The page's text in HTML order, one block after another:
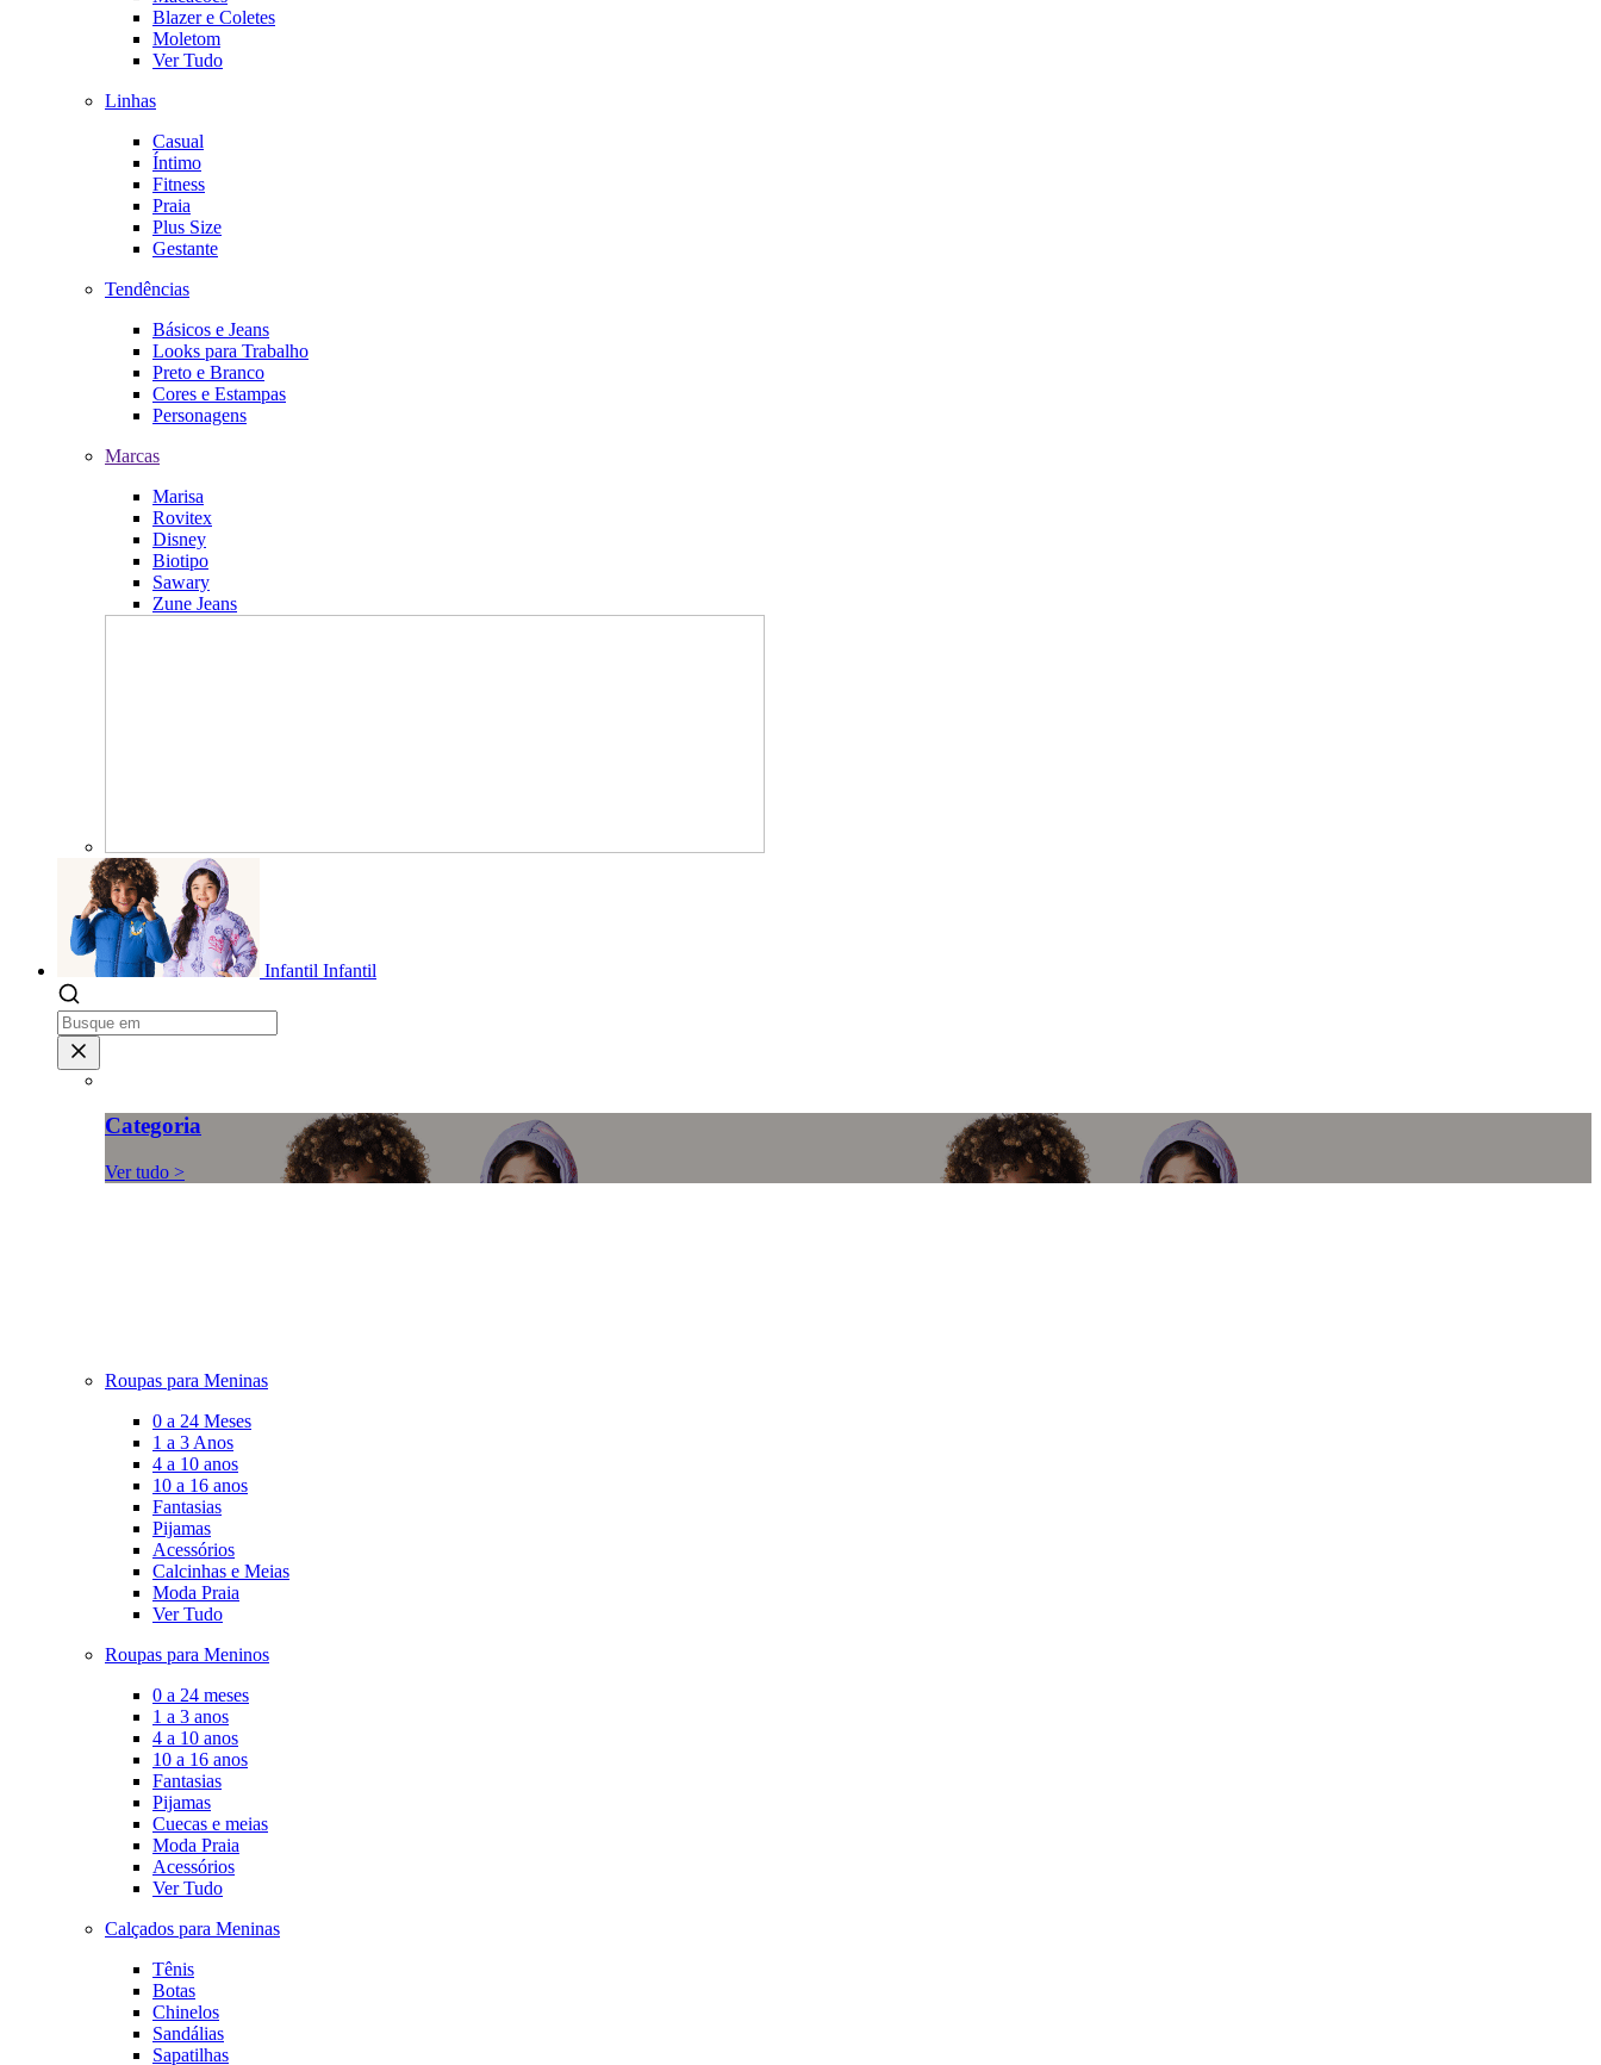
Blazer e Coletes
Moletom
Ver Tudo
Linhas
Casual
Íntimo
Fitness
Praia
Plus Size
Gestante
Tendências
Básicos e Jeans
Looks para Trabalho
Preto e Branco
Cores e Estampas
Personagens
Marcas
Marisa
Rovitex
Disney
Biotipo
Sawary
Zune Jeans
Infantil Infantil
Categoria
Ver tudo >
Roupas para Meninas
0 a 24 Meses
1 a 3 Anos
4 a 10 anos
10 a 16 anos
Fantasias
Pijamas
Acessórios
Calcinhas e Meias
Moda Praia
Ver Tudo
Roupas para Meninos
0 a 24 meses
1 a 3 anos
4 a 10 anos
10 a 16 anos
Fantasias
Pijamas
Cuecas e meias
Moda Praia
Acessórios
Ver Tudo
Calçados para Meninas
Tênis
Botas
Chinelos
Sandálias
Sapatilhas